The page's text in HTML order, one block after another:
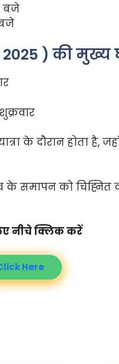
बजे
बजे
2025 ) की मुख्य
के दौरान होता है,
के समापन को चिह्नित
नीचे क्लिक करें
Here